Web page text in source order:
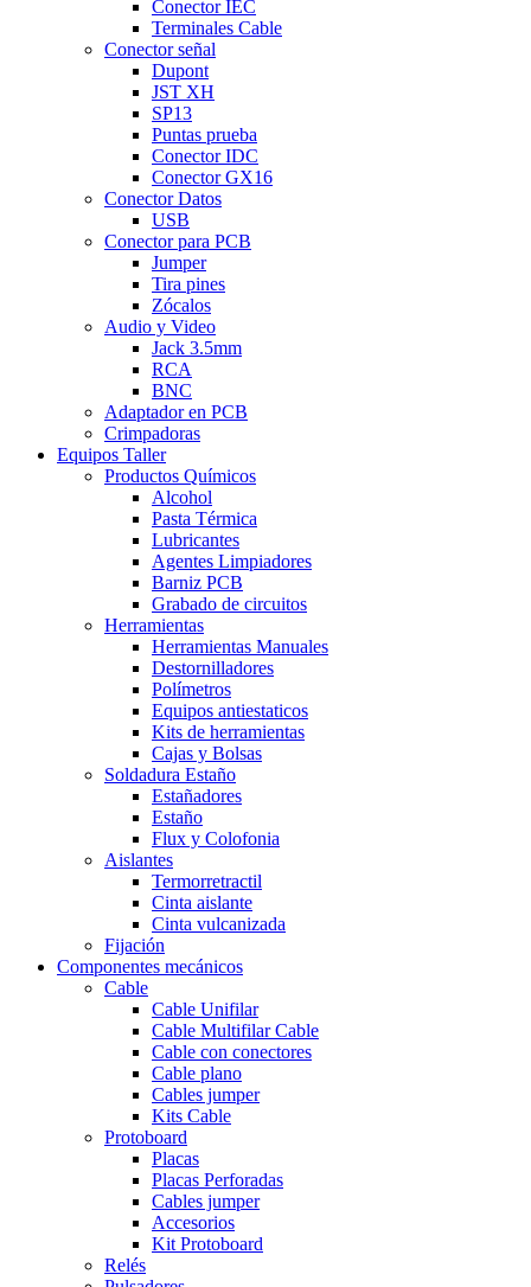
Conector IEC
Terminales Cable
Conector señal
Dupont
JST XH
SP13
Puntas prueba
Conector IDC
Conector GX16
Conector Datos
USB
Conector para PCB
Jumper
Tira pines
Zócalos
Audio y Video
Jack 3.5mm
RCA
BNC
Adaptador en PCB
Crimpadoras
Equipos Taller
Productos Químicos
Alcohol
Pasta Térmica
Lubricantes
Agentes Limpiadores
Barniz PCB
Grabado de circuitos
Herramientas
Herramientas Manuales
Destornilladores
Polímetros
Equipos antiestaticos
Kits de herramientas
Cajas y Bolsas
Soldadura Estaño
Estañadores
Estaño
Flux y Colofonia
Aislantes
Termorretractil
Cinta aislante
Cinta vulcanizada
Fijación
Componentes mecánicos
Cable
Cable Unifilar
Cable Multifilar Cable
Cable con conectores
Cable plano
Cables jumper
Kits Cable
Protoboard
Placas
Placas Perforadas
Cables jumper
Accesorios
Kit Protoboard
Relés